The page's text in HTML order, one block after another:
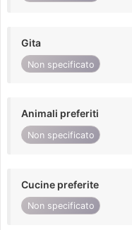
Gita
Non specificato
Animali preferiti
Non specificato
Cucine preferite
Non specificato